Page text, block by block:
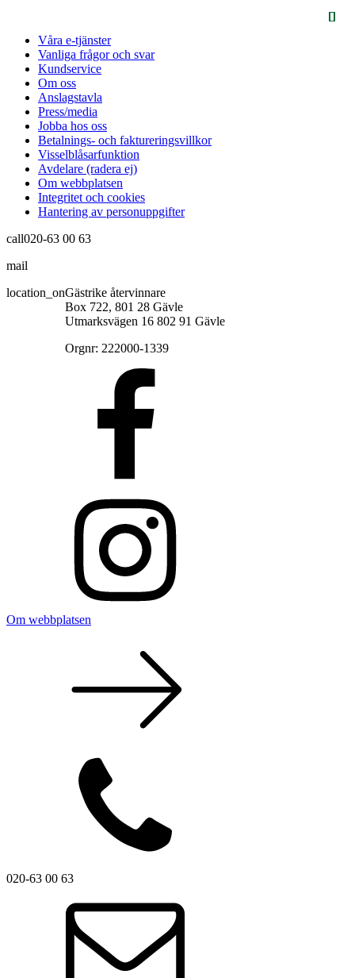
Våra e-tjänster
Vanliga frågor och svar
Kundservice
Om oss
Anslagstavla
Press/media
Jobba hos oss
Betalnings- och faktureringsvillkor
Visselblåsarfunktion
Avdelare (radera ej)
Om webbplatsen
Integritet och cookies
Hantering av personuppgifter
call020-63 00 63
mail
location_onGästrike återvinnare
Box 722, 801 28 Gävle
Utmarksvägen 16 802 91 Gävle
Orgnr: 222000-1339
Om webbplatsen
020-63 00 63